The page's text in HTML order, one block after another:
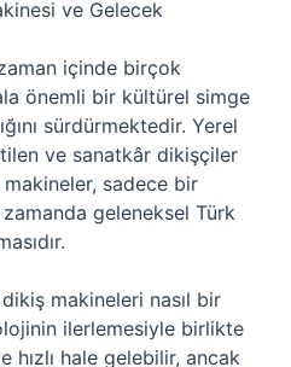
ve Gelecek
içinde birçok
önemli bir kültürel simge
sürdürmektedir. Yerel
ve sanatkâr dikişçiler
makineler, sadece bir
geleneksel Türk
makineleri nasıl bir
ilerlemesiyle birlikte
hızlı hale gelebilir, ancak